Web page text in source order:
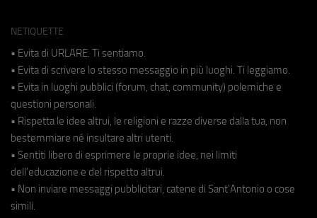
NETIQUETTE
• Evita di URLARE. Ti sentiamo.
• Evita di scrivere lo stesso messaggio in più luoghi. Ti leggiamo.
• Evita in luoghi pubblici (forum, chat, community) polemiche e
questioni personali.
• Rispetta le idee altrui, le religioni e razze diverse dalla tua, non
bestemmiare né insultare altri utenti.
• Sentiti libero di esprimere le proprie idee, nei limiti
dell'educazione e del rispetto altrui.
• Non inviare messaggi pubblicitari, catene di Sant'Antonio o cose
simili.